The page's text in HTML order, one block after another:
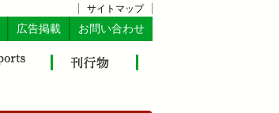
サイトマップ
広告掲載 お問い合わせ